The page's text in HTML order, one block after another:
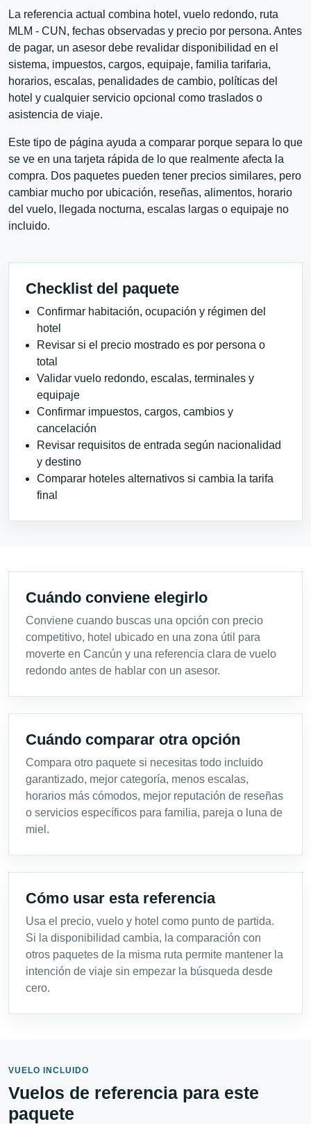
La referencia actual combina hotel, vuelo redondo, ruta
MLM - CUN, fechas observadas y precio por persona. Antes
de pagar, un asesor debe revalidar disponibilidad en el
sistema, impuestos, cargos, equipaje, familia tarifaria,
horarios, escalas, penalidades de cambio, políticas del
hotel y cualquier servicio opcional como traslados o
asistencia de viaje.
Este tipo de página ayuda a comparar porque separa lo que
se ve en una tarjeta rápida de lo que realmente afecta la
compra. Dos paquetes pueden tener precios similares, pero
cambiar mucho por ubicación, reseñas, alimentos, horario
del vuelo, llegada nocturna, escalas largas o equipaje no
incluido.
Checklist del paquete
Confirmar habitación, ocupación y régimen del
hotel
Revisar si el precio mostrado es por persona o
total
Validar vuelo redondo, escalas, terminales y
equipaje
Confirmar impuestos, cargos, cambios y
cancelación
Revisar requisitos de entrada según nacionalidad
y destino
Comparar hoteles alternativos si cambia la tarifa
final
Cuándo conviene elegirlo
Conviene cuando buscas una opción con precio
competitivo, hotel ubicado en una zona útil para
moverte en Cancún y una referencia clara de vuelo
redondo antes de hablar con un asesor.
Cuándo comparar otra opción
Compara otro paquete si necesitas todo incluido
garantizado, mejor categoría, menos escalas,
horarios más cómodos, mejor reputación de reseñas
o servicios específicos para familia, pareja o luna de
miel.
Cómo usar esta referencia
Usa el precio, vuelo y hotel como punto de partida.
Si la disponibilidad cambia, la comparación con
otros paquetes de la misma ruta permite mantener la
intención de viaje sin empezar la búsqueda desde
cero.
VUELO INCLUIDO
Vuelos de referencia para este
paquete